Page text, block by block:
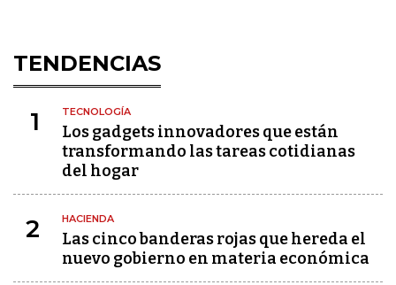
TENDENCIAS
1 TECNOLOGÍA
Los gadgets innovadores que están
transformando las tareas cotidianas
del hogar
2 HACIENDA
Las cinco banderas rojas que hereda el
nuevo gobierno en materia económica